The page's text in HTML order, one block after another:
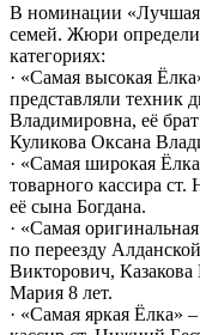
В номинации «Лучшая
семей. Жюри
категориях:
· «Самая высокая
представляли
Владимировна, её
Куликова Оксана
· «Самая широкая
товарного кассира
её сына Богдана.
· «Самая
по переезду
Викторович,
Мария 8 лет.
· «Самая яркая Ёлка»